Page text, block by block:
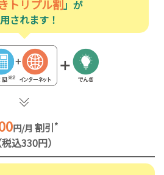
トリプル割」が
されます！
円/月 割引*
税込330円）